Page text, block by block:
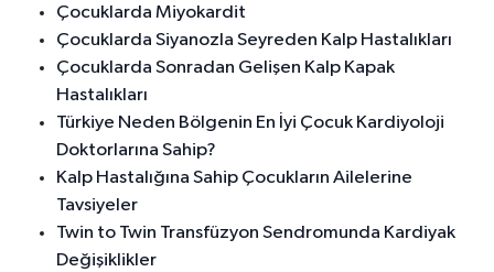
Çocuklarda Miyokardit
Çocuklarda Siyanozla Seyreden Kalp Hastalıkları
Çocuklarda Sonradan Gelişen Kalp Kapak
Hastalıkları
Türkiye Neden Bölgenin En İyi Çocuk Kardiyoloji
Doktorlarına Sahip?
Kalp Hastalığına Sahip Çocukların Ailelerine
Tavsiyeler
Twin to Twin Transfüzyon Sendromunda Kardiyak
Değişiklikler